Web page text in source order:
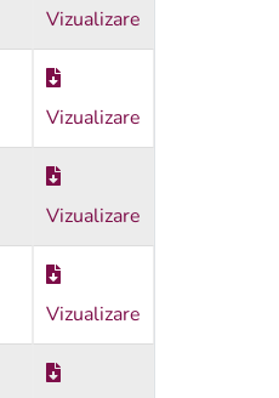
Vizualizare
Vizualizare
Vizualizare
Vizualizare